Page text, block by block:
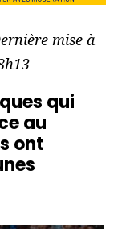
mise à
qui
au
ont